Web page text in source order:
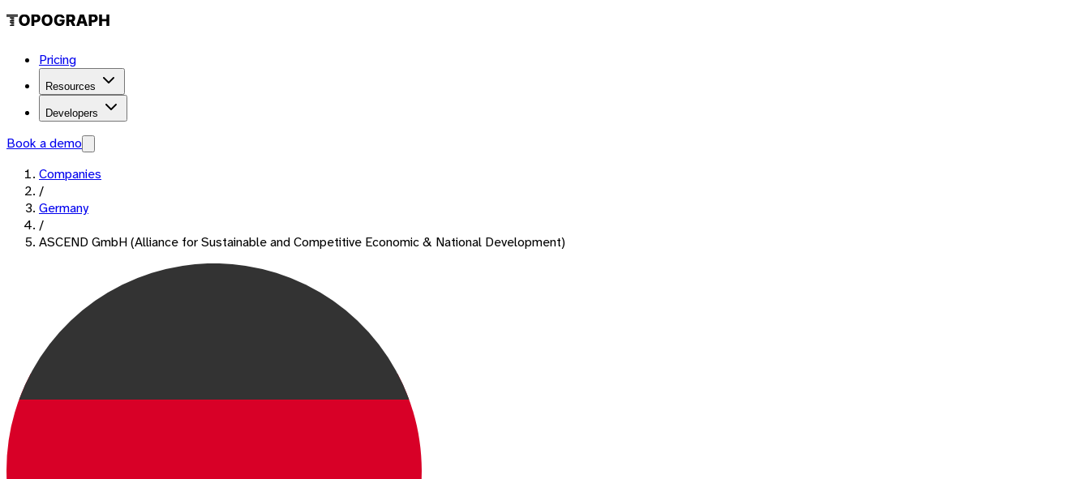
Pricing
Resources
Developers
Book a demo
Companies
/
Germany
/
ASCEND GmbH (Alliance for Sustainable and Competitive Economic & National Development)